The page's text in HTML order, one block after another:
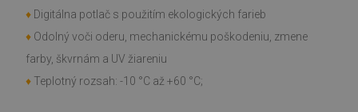
♦ Digitálna potlač s použitím ekologických farieb
♦ Odolný voči oderu, mechanickému poškodeniu, zmene
farby, škvrnám a UV žiareniu
♦ Teplotný rozsah: -10 °C až +60 °C;